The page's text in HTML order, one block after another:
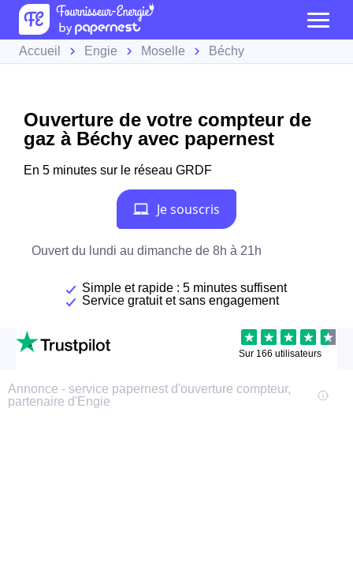
Accueil Engie Moselle Béchy